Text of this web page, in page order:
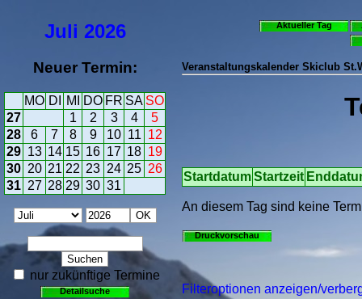
Juli 2026
Neuer Termin:
MO DI MI DO FR SA SO
27
1 2 3 4
5
28
6 7 8 9 10 11 12
29 13 14 15 16 17 18 19
30 20 21 22 23 24 25 26
31 27 28 29 30 31
nur zukünftige Termine
Detailsuche
Aktueller Tag
Veranstaltungskalender Skiclub
StartdatumStartzeit
An diesem Tag sind keine
Druckvorschau
Filteroptionen anzeigen/